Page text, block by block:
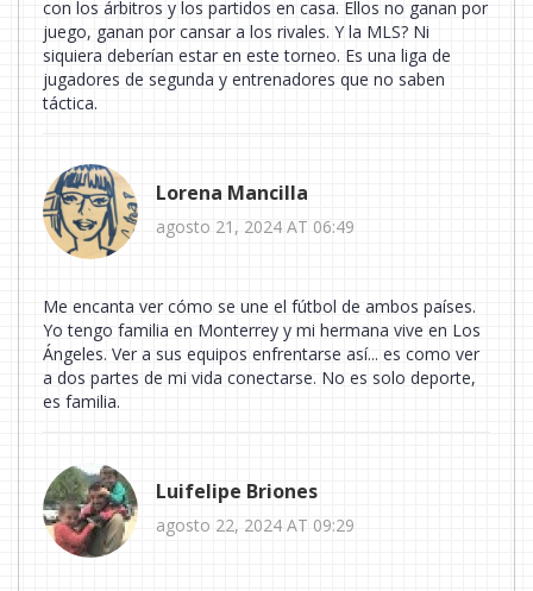
con los árbitros y los partidos en casa. Ellos no ganan por
juego, ganan por cansar a los rivales. Y la MLS? Ni
siquiera deberían estar en este torneo. Es una liga de
jugadores de segunda y entrenadores que no saben
táctica.
Lorena Mancilla
agosto 21, 2024 AT 06:49
Me encanta ver cómo se une el fútbol de ambos países.
Yo tengo familia en Monterrey y mi hermana vive en Los
Ángeles. Ver a sus equipos enfrentarse así... es como ver
a dos partes de mi vida conectarse. No es solo deporte,
es familia.
Luifelipe Briones
agosto 22, 2024 AT 09:29